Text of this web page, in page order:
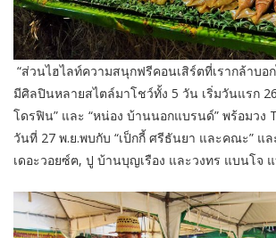
“ส่วนไฮไลท์ความสนุกฟรีคอนเสิร์ตที่เรากล้าบอ
มีศิลปินหลายสไตล์มาโชว์ทั้ง 5 วัน เริ่มวันแรก
โดรฟิน” และ “หน่อง บ้านนอกแบรนด์” พร้อมวง
วันที่ 27 พ.ย.พบกับ “เป็กกี้ ศรีธันยา และคณะ” แ
เดอะวอยซ์ฅ, ปู บ้านบุญเรือง และวงทร แบนโจ